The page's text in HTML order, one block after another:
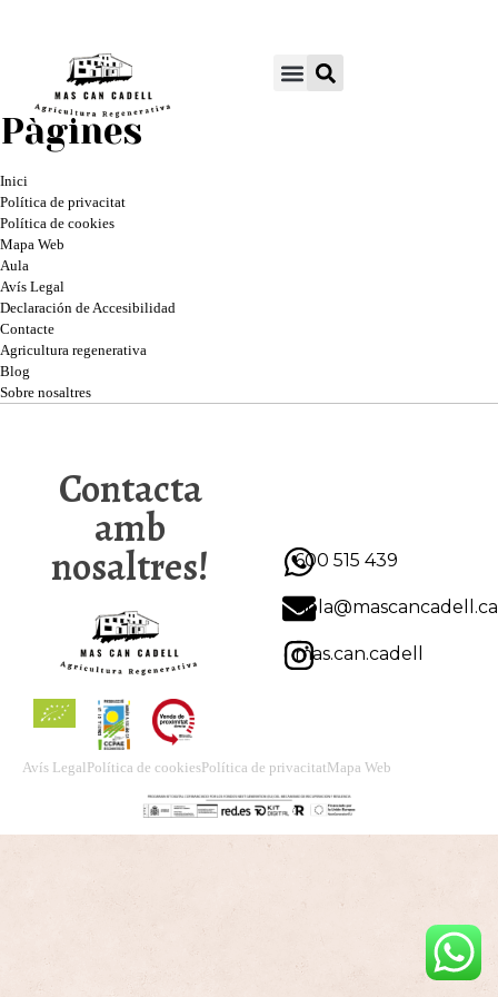
Pàgines
Inici
Política de privacitat
Política de cookies
Mapa Web
Aula
Avís Legal
Declaración de Accesibilidad
Contacte
Agricultura regenerativa
Blog
Sobre nosaltres
Contacta
amb
nosaltres! 600 515 439
mas.can.cadell
Avís LegalPolítica de cookiesPolítica de privacitatMapa Web